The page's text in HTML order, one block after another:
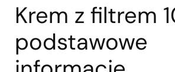
Krem z filtrem
podstawowe